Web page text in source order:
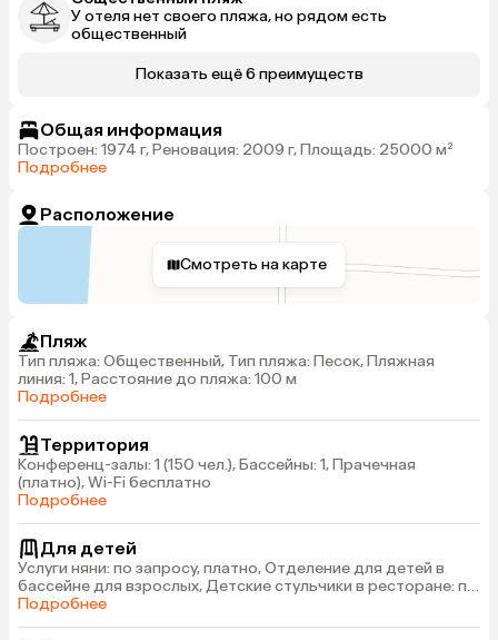
У отеля нет своего пляжа, но рядом есть
общественный
Показать ещё 6 преимуществ
Общая информация
Построен: 1974 г, Реновация: 2009 г, Площадь: 25000 м²
Подробнее
Расположение
Смотреть на карте
Пляж
Тип пляжа: Общественный, Тип пляжа: Песок, Пляжная
линия: 1, Расстояние до пляжа: 100 м
Подробнее
Территория
Конференц-залы: 1 (150 чел.), Бассейны: 1, Прачечная
(платно), Wi-Fi бесплатно
Подробнее
Для детей
Услуги няни: по запросу, платно, Отделение для детей в
бассейне для взрослых, Детские стульчики в ресторане: по
запросу (бесплатно)
Подробнее